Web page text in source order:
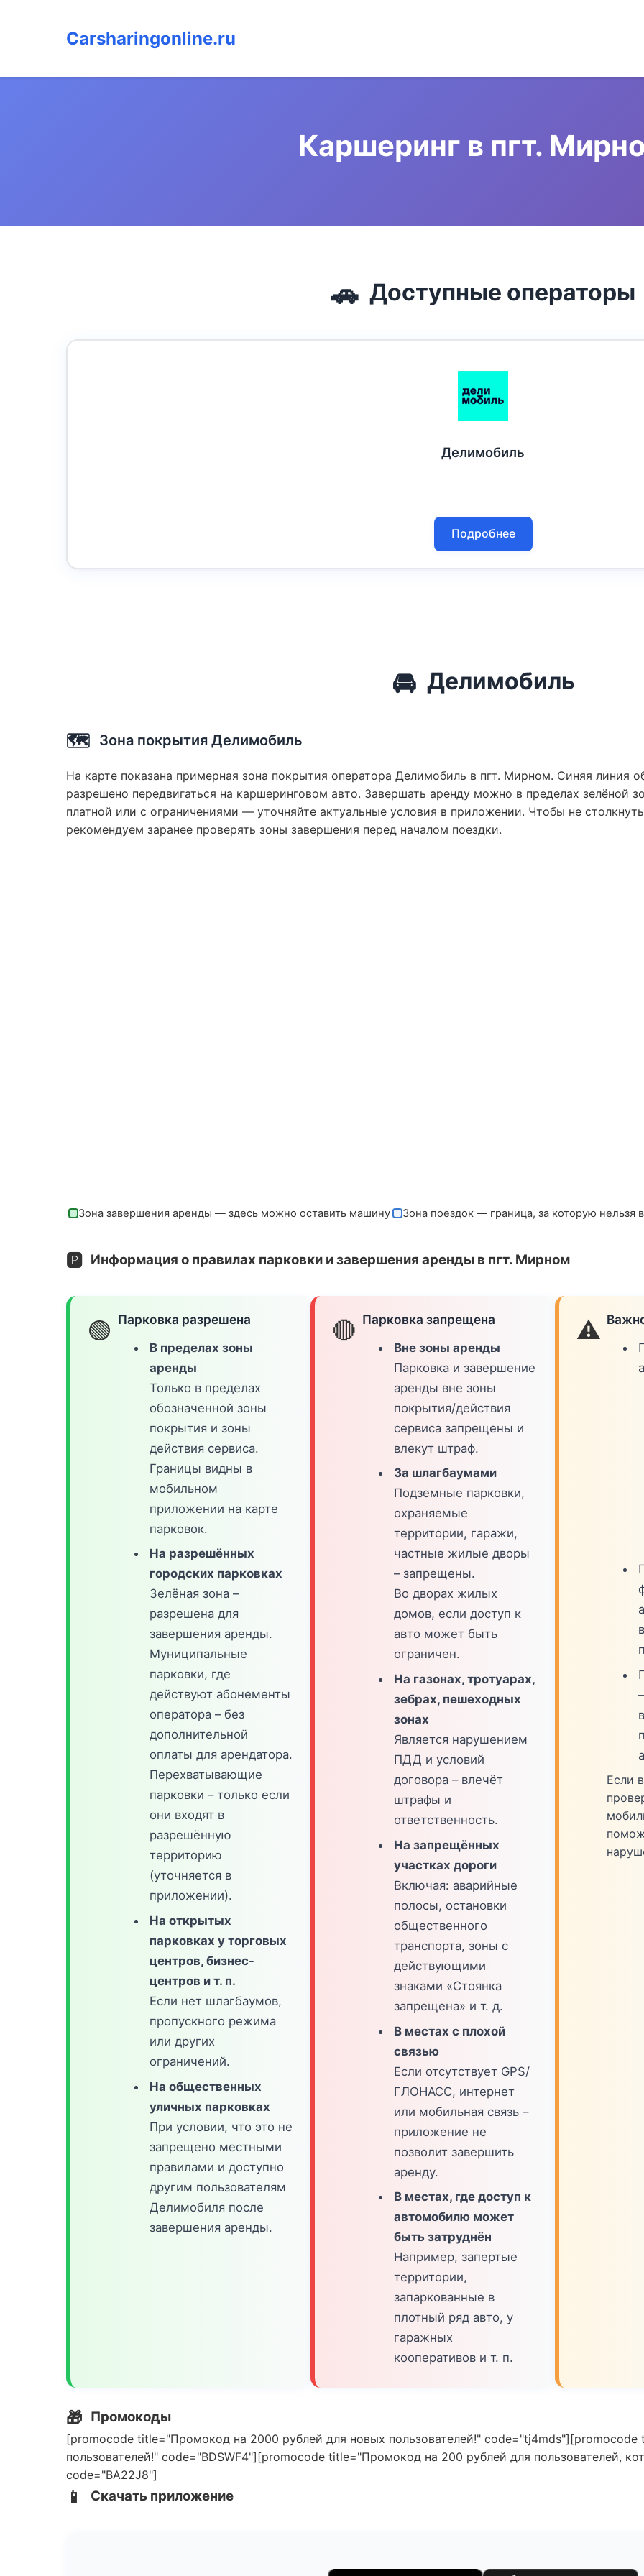
Carsharingonline.ru
Каршеринг в пгт.
🚗 Доступные операторы
Делимобиль
Подробнее
🚘 Делимобиль
🗺️ Зона покрытия Делимобиль
На карте показана примерная зона покрытия оператора Делимобиль в пгт. Мирном. Синяя линия
разрешено передвигаться на каршеринговом авто. Завершать аренду можно в пределах зелёной
платной или с ограничениями — уточняйте актуальные условия в приложении. Чтобы не
рекомендуем заранее проверять зоны завершения перед началом поездки.
Зона завершения аренды — здесь можно оставить машину Зона поездок — граница, за которую нельзя
🅿️ Информация о правилах парковки и завершения аренды в пгт. Мирном
🟢 Парковка разрешена
В пределах зоны
аренды
Только в пределах
обозначенной зоны
покрытия и зоны
действия сервиса.
Границы видны в
мобильном
приложении на карте
парковок.
На разрешённых
городских парковках
Зелёная зона –
разрешена для
завершения аренды.
Муниципальные
парковки, где
действуют абонементы
оператора – без
дополнительной
оплаты для арендатора.
Перехватывающие
парковки – только если
они входят в
разрешённую
территорию
(уточняется в
приложении).
На открытых
парковках у торговых
центров, бизнес-
центров и т. п.
Если нет шлагбаумов,
пропускного режима
или других
ограничений.
На общественных
уличных парковках
При условии, что это не
запрещено местными
правилами и доступно
другим пользователям
Делимобиля после
завершения аренды.
🔴 Парковка запрещена
Вне зоны аренды
Парковка и завершение
аренды вне зоны
покрытия/действия
сервиса запрещены и
влекут штраф.
За шлагбаумами
Подземные парковки,
охраняемые
территории, гаражи,
частные жилые дворы
– запрещены.
Во дворах жилых
домов, если доступ к
авто может быть
ограничен.
На газонах, тротуарах,
зебрах, пешеходных
зонах
Является нарушением
ПДД и условий
договора – влечёт
штрафы и
ответственность.
На запрещённых
участках дороги
Включая: аварийные
полосы, остановки
общественного
транспорта, зоны с
действующими
знаками «Стоянка
запрещена» и т. д.
В местах с плохой
связью
Если отсутствует GPS/
ГЛОНАСС, интернет
или мобильная связь –
приложение не
позволит завершить
аренду.
В местах, где доступ к
автомобилю может
быть затруднён
Например, запертые
территории,
запаркованные в
плотный ряд авто, у
гаражных
кооперативов и т. п.
⚠️
Если
🎁 Промокоды
[promocode title="Промокод на 2000 рублей для новых пользователей!"
пользователей!" code="BDSWF4"][promocode title="Промокод на 200 рублей для пользователей,
code="BA22J8"]
📱 Скачать приложение